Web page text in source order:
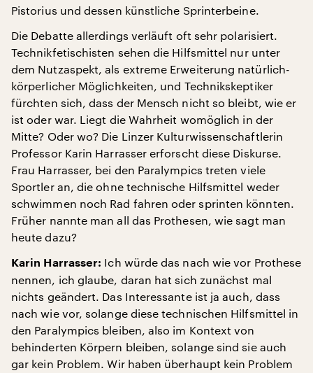
Pistorius und dessen künstliche Sprinterbeine.
Die Debatte allerdings verläuft oft sehr polarisiert.
Technikfetischisten sehen die Hilfsmittel nur unter
dem Nutzaspekt, als extreme Erweiterung natürlich-
körperlicher Möglichkeiten, und Technikskeptiker
fürchten sich, dass der Mensch nicht so bleibt, wie er
ist oder war. Liegt die Wahrheit womöglich in der
Mitte? Oder wo? Die Linzer Kulturwissenschaftlerin
Professor Karin Harrasser erforscht diese Diskurse.
Frau Harrasser, bei den Paralympics treten viele
Sportler an, die ohne technische Hilfsmittel weder
schwimmen noch Rad fahren oder sprinten könnten.
Früher nannte man all das Prothesen, wie sagt man
heute dazu?
Karin Harrasser: Ich würde das nach wie vor Prothese
nennen, ich glaube, daran hat sich zunächst mal
nichts geändert. Das Interessante ist ja auch, dass
nach wie vor, solange diese technischen Hilfsmittel in
den Paralympics bleiben, also im Kontext von
behinderten Körpern bleiben, solange sind sie auch
gar kein Problem. Wir haben überhaupt kein Problem